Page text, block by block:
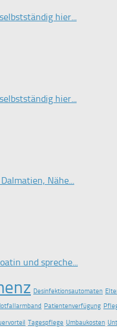
hier...
hier...
Nähe...
und spreche...
Desinfektionsautomaten
Patientenverfügung
Tagespflege Umbaukosten